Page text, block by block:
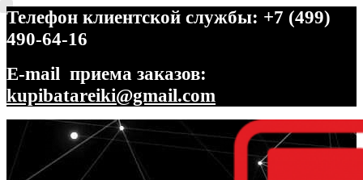
Телефон клиентской службы: +7 (499)
490-64-16
E-mail приема заказов:
kupibatareiki@gmail.com
Перейти
навигации
Перейти
содержимому